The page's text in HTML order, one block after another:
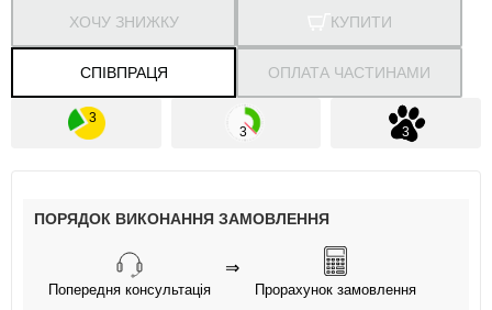
КУПИТИ
СПІВПРАЦЯ
ХОЧУ ЗНИЖКУ
ОПЛАТА ЧАСТИНАМИ
ПОРЯДОК ВИКОНАННЯ ЗАМОВЛЕННЯ
Попередня консультація
⇒
Прорахунок замовлення